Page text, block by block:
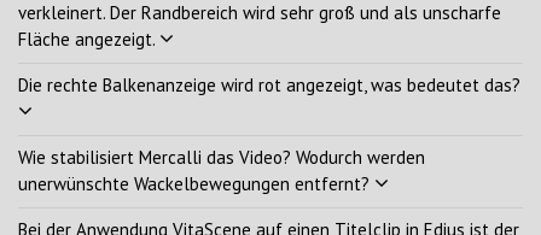
verkleinert. Der Randbereich wird sehr groß und als unscharfe
Fläche angezeigt.
Die rechte Balkenanzeige wird rot angezeigt, was bedeutet das?
Wie stabilisiert Mercalli das Video? Wodurch werden
unerwünschte Wackelbewegungen entfernt?
Bei der Anwendung VitaScene auf einen Titelclip in Edius ist der